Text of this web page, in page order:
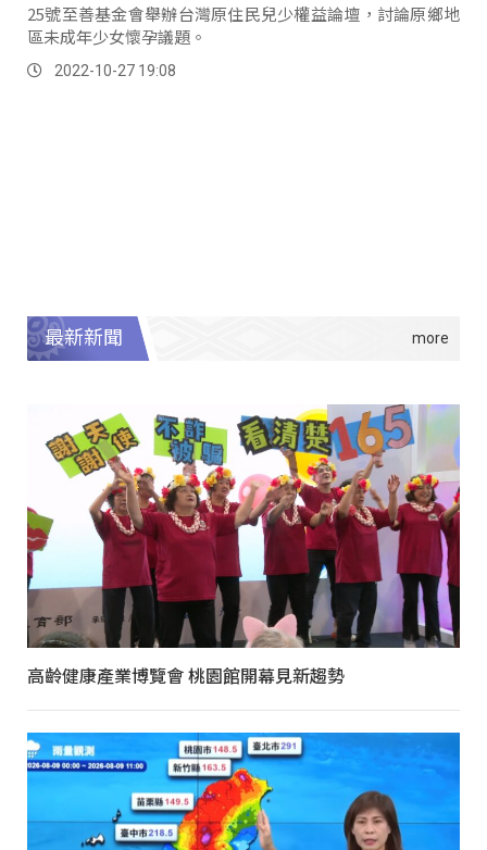
25號至善基金會舉辦台灣原住民兒少權益論壇，討論原鄉地
區未成年少女懷孕議題。
2022-10-27 19:08
最新新聞
高齡健康產業博覽會 桃園館開幕見新趨勢